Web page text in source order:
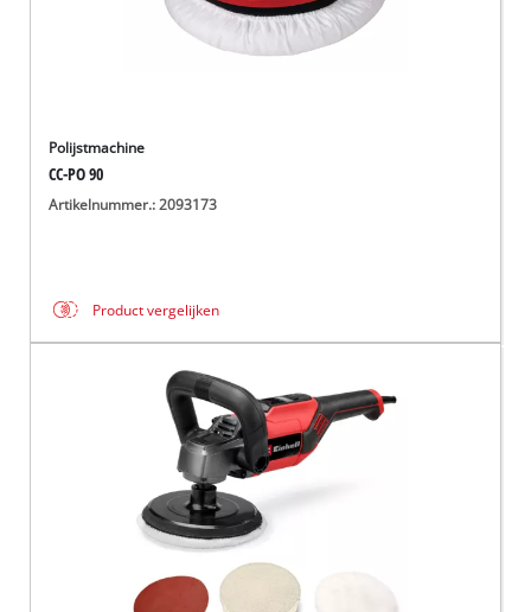
Polijstmachine
CC-PO 90
Artikelnummer.: 2093173
Product vergelijken